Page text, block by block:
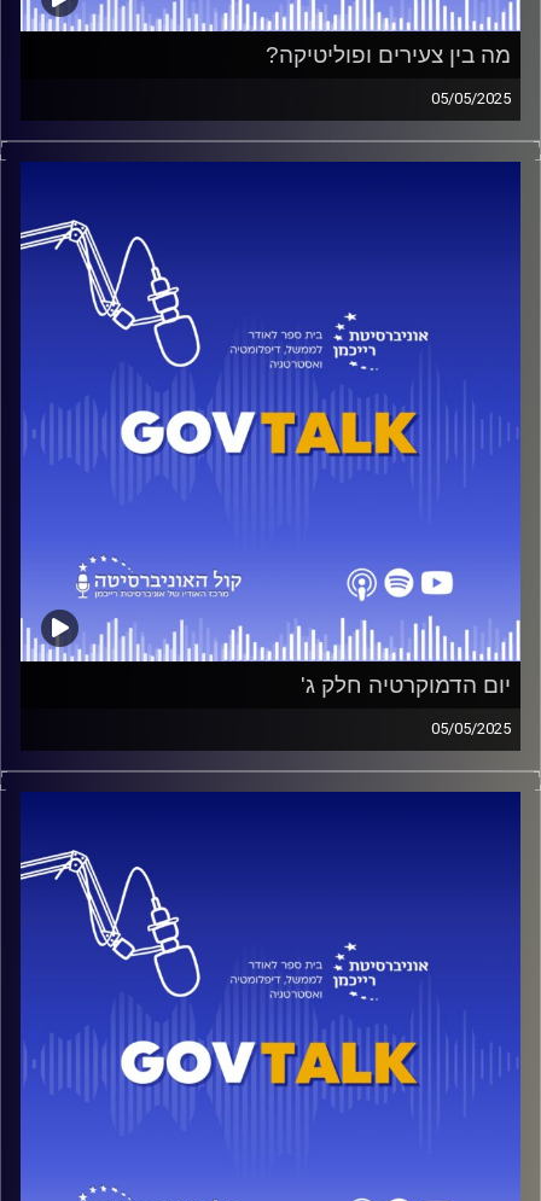
מה בין צעירים ופוליטיקה?
05/05/2025
למה צעירים בישראל לא יוצאים לרחובות כמו בעולם?
שיחה עם הדס זנגי, ממובילי ארגון הצעירים הדמוקרטיים, על
בית ספר לאודר לממשל דיפלומטיה ואסטרטגיה
יום הדמוקרטיה חלק ג'
05/05/2025
פרופ' אמנון כוורי
ח"כ מירב בן ארי
בית ספר לאודר לממשל דיפלומטיה ואסטרטגיה